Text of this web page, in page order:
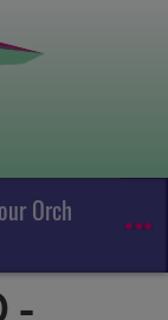
Orch
- L'ARECRE #2019-44